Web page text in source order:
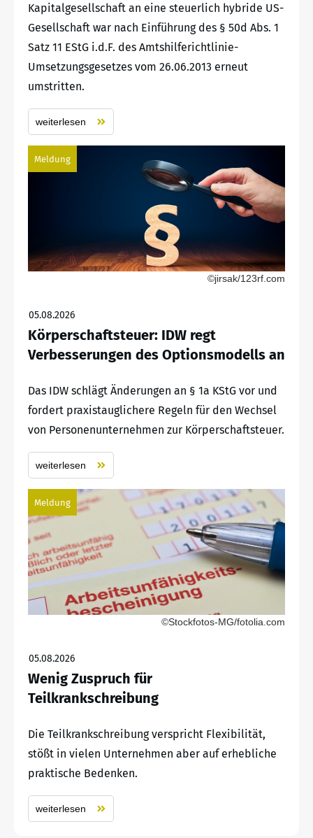
Kapitalgesellschaft an eine steuerlich hybride US-
Gesellschaft war nach Einführung des § 50d Abs. 1
Satz 11 EStG i.d.F. des Amtshilferichtlinie-
Umsetzungsgesetzes vom 26.06.2013 erneut
umstritten.
weiterlesen
Meldung
©jirsak/123rf.com
05.08.2026
Körperschaftsteuer: IDW regt
Verbesserungen des Optionsmodells an
Das IDW schlägt Änderungen an § 1a KStG vor und
fordert praxistauglichere Regeln für den Wechsel
von Personenunternehmen zur Körperschaftsteuer.
weiterlesen
Meldung
©Stockfotos-MG/fotolia.com
05.08.2026
Wenig Zuspruch für
Teilkrankschreibung
Die Teilkrankschreibung verspricht Flexibilität,
stößt in vielen Unternehmen aber auf erhebliche
praktische Bedenken.
weiterlesen